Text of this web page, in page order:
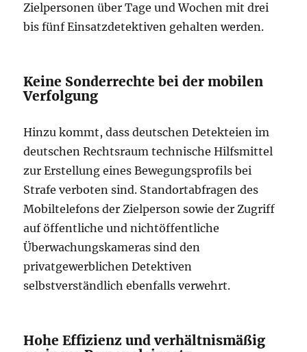
Zielpersonen über Tage und Wochen mit drei
bis fünf Einsatzdetektiven gehalten werden.
Keine Sonderrechte bei der mobilen
Verfolgung
Hinzu kommt, dass deutschen Detekteien im
deutschen Rechtsraum technische Hilfsmittel
zur Erstellung eines Bewegungsprofils bei
Strafe verboten sind. Standortabfragen des
Mobiltelefons der Zielperson sowie der Zugriff
auf öffentliche und nichtöffentliche
Überwachungskameras sind den
privatgewerblichen Detektiven
selbstverständlich ebenfalls verwehrt.
Hohe Effizienz und verhältnismäßig